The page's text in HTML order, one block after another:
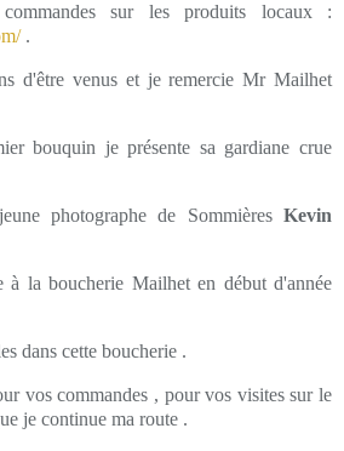
sur les produits locaux :
.
d'être venus et je remercie Mr Mailhet
bouquin je présente sa gardiane crue
photographe de Sommières Kevin
à la boucherie Mailhet en début d'année
dans cette boucherie .
vos commandes , pour vos visites sur le
je continue ma route .